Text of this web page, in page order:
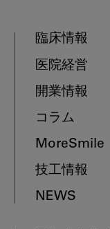
臨床情報
医院経営
開業情報
コラム
MoreSmile
技工情報
NEWS